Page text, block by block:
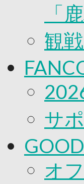
「
観
サ
オ